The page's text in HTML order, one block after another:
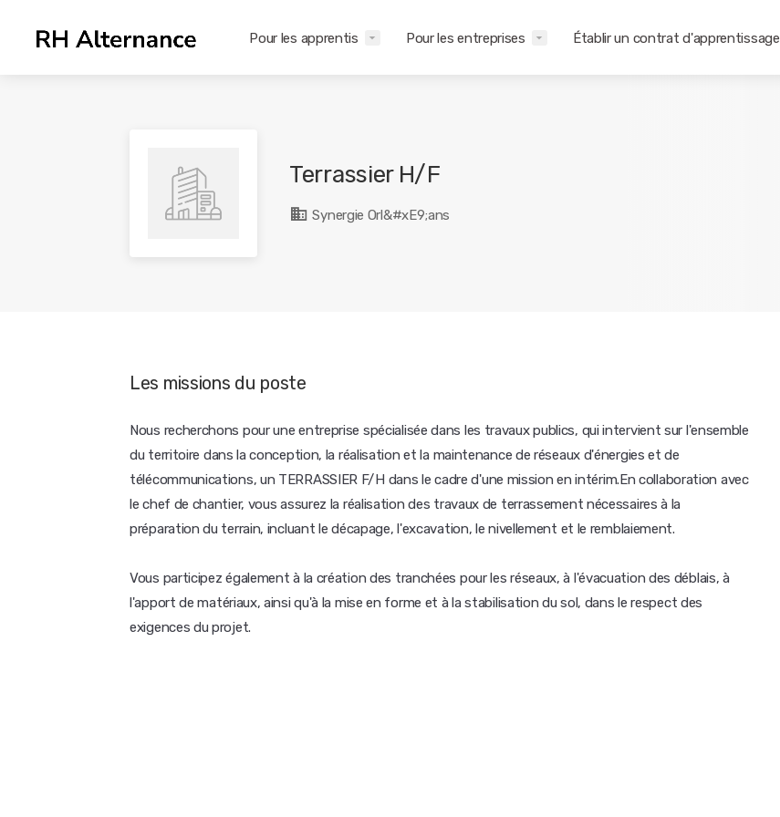
Pour les apprentis Pour les entreprises Établir un contrat d'apprentissage
Terrassier H/F
Synergie Orl&#xE9;ans
Les missions du poste
Nous recherchons pour une entreprise spécialisée dans les travaux publics, qui intervient sur l'ensemble
du territoire dans la conception, la réalisation et la maintenance de réseaux d'énergies et de
télécommunications, un TERRASSIER F/H dans le cadre d'une mission en intérim.En collaboration avec
le chef de chantier, vous assurez la réalisation des travaux de terrassement nécessaires à la
préparation du terrain, incluant le décapage, l'excavation, le nivellement et le remblaiement.
Vous participez également à la création des tranchées pour les réseaux, à l'évacuation des déblais, à
l'apport de matériaux, ainsi qu'à la mise en forme et à la stabilisation du sol, dans le respect des
exigences du projet.